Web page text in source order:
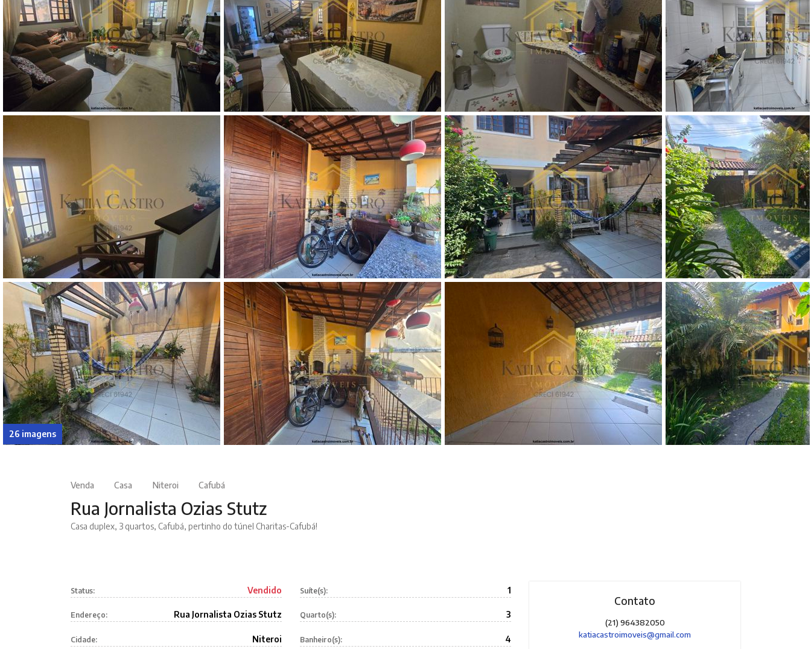
26 imagens
Venda Casa Niteroi Cafubá
Rua Jornalista Ozias Stutz
Casa duplex, 3 quartos, Cafubá, pertinho do túnel Charitas-Cafubá!
Status: Vendido
Endereço: Rua Jornalista Ozias Stutz
Cidade: Niteroi
Suíte(s): 1
Quarto(s): 3
Banheiro(s): 4
Contato
(21) 964382050
katiacastroimoveis@gmail.com